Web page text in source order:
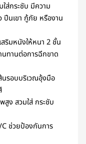
ส่กระชับ มีความ
ปีนเขา กู้ภัย หรืองาน
ริมหนังให้หนา 2 ชั้น
นทานต่อการฉีกขาด
นรอบบริเวณอุ้งมือ
ง สวมใส่ กระชับ
ช่วยป้องกันการ